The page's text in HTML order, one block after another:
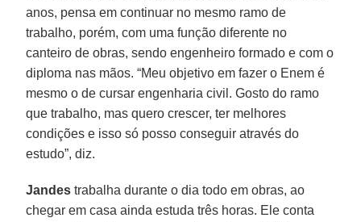
anos, pensa em continuar no mesmo ramo de
trabalho, porém, com uma função diferente no
canteiro de obras, sendo engenheiro formado e com o
diploma nas mãos. “Meu objetivo em fazer o Enem é
mesmo o de cursar engenharia civil. Gosto do ramo
que trabalho, mas quero crescer, ter melhores
condições e isso só posso conseguir através do
estudo”, diz.
Jandes trabalha durante o dia todo em obras, ao
chegar em casa ainda estuda três horas. Ele conta